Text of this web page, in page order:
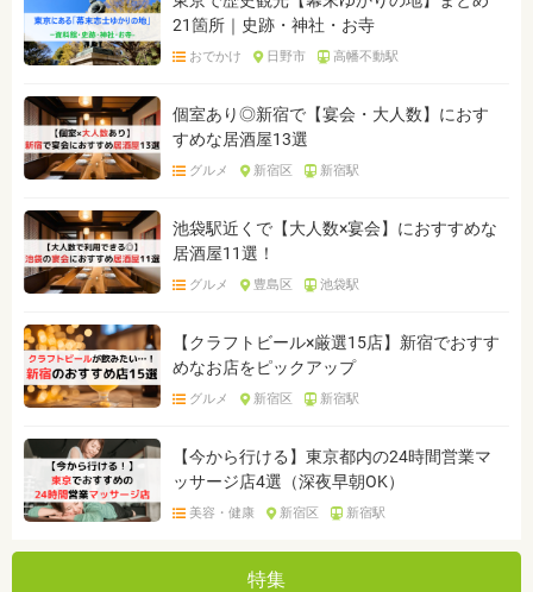
21箇所｜史跡・神社・お寺
おでかけ 日野市 高幡不動駅
個室あり◎新宿で【宴会・大人数】におす
すめな居酒屋13選
グルメ 新宿区 新宿駅
池袋駅近くで【大人数×宴会】におすすめな
居酒屋11選！
グルメ 豊島区 池袋駅
【クラフトビール×厳選15店】新宿でおすす
めなお店をピックアップ
グルメ 新宿区 新宿駅
【今から行ける】東京都内の24時間営業マ
ッサージ店4選（深夜早朝OK）
美容・健康 新宿区 新宿駅
特集